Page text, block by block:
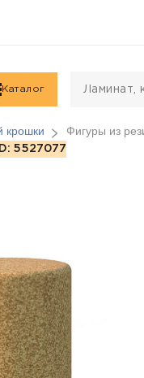
Каталог
крошки Фигуры из
ID: 5527077